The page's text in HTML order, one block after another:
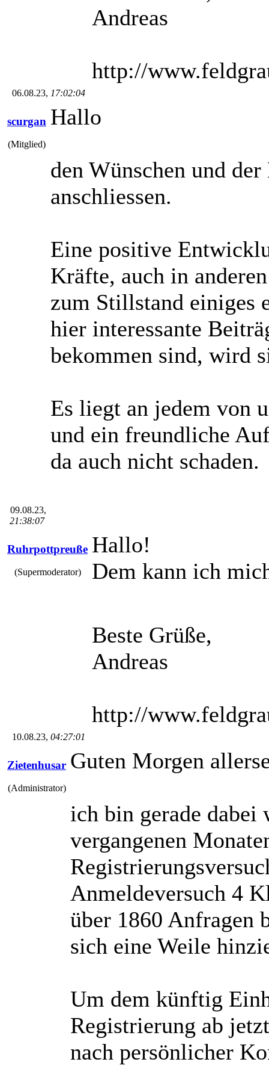
Andreas
http://
06.08.23, 17:02:04
scurgan
(Mitglied)
Hallo
den Wünschen und
anschliessen.
Eine positive
Kräfte, auch in
zum Stillstand einiges
hier interessante
bekommen sind, wird
Es liegt an jedem von
und ein freundliche
da auch nicht schaden.
09.08.23,
21:38:07
Ruhrpottpreuße
(Supermoderator)
Hallo!
Dem kann ich
Beste Grüße,
Andreas
http://
10.08.23, 04:27:01
Zietenhusar
(Administrator)
Guten Morgen
ich bin gerade dabei
vergangenen
Anmeldeversuch 4
über 1860 Anfragen
sich eine Weile
Um dem künftig
Registrierung ab
nach persönlicher